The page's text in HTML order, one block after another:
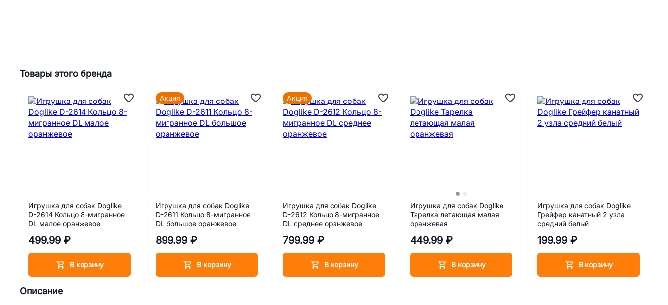
Описание
Товары этого бренда
Игрушка для собак Doglike
D-2614 Кольцо 8-мигранное
DL малое оранжевое
499.99 ₽
В корзину
Игрушка для собак Doglike
D-2611 Кольцо 8-мигранное
DL большое оранжевое
899.99 ₽
В корзину
Акция
Игрушка для собак Doglike
D-2612 Кольцо 8-мигранное
DL среднее оранжевое
799.99 ₽
В корзину
Акция
Игрушка для собак Doglike
Тарелка летающая малая
оранжевая
449.99 ₽
В корзину
Игрушка для собак Doglike
Грейфер канатный 2 узла
средний белый
199.99 ₽
В корзину